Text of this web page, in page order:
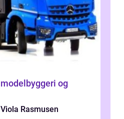
Viola Rasmusen